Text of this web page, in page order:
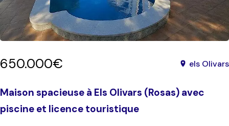
650.000€ els Olivars
Maison spacieuse à Els Olivars (Rosas) avec
piscine et licence touristique